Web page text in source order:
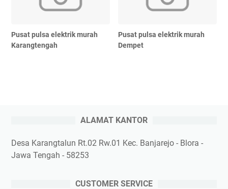
Pusat pulsa elektrik murah
Karangtengah
Pusat pulsa elektrik murah
Dempet
ALAMAT KANTOR
Desa Karangtalun Rt.02 Rw.01 Kec. Banjarejo - Blora -
Jawa Tengah - 58253
CUSTOMER SERVICE